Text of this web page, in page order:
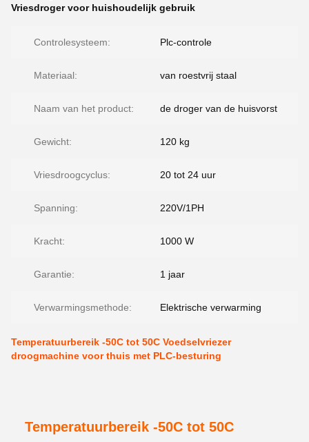
Vriesdroger voor huishoudelijk gebruik
Controlesysteem: Plc-controle
Materiaal: van roestvrij staal
Naam van het product: de droger van de huisvorst
Gewicht: 120 kg
Vriesdroogcyclus: 20 tot 24 uur
Spanning: 220V/1PH
Kracht: 1000 W
Garantie: 1 jaar
Verwarmingsmethode: Elektrische verwarming
Temperatuurbereik -50C tot 50C Voedselvriezer
droogmachine voor thuis met PLC-besturing
Temperatuurbereik -50C tot 50C